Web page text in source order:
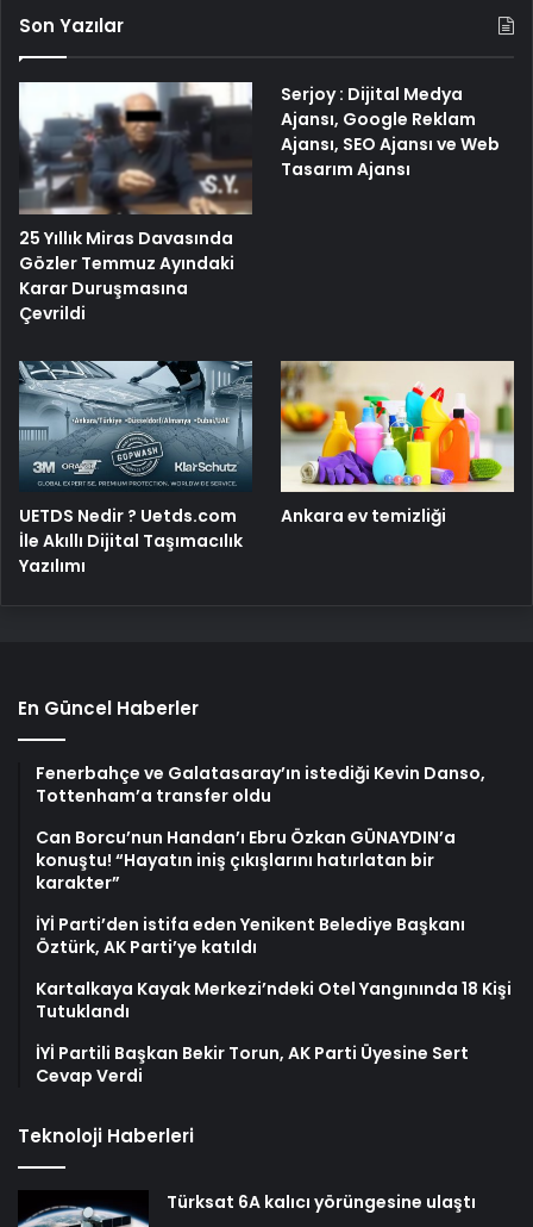
Son Yazılar
25 Yıllık Miras Davasında
Gözler Temmuz Ayındaki
Karar Duruşmasına
Çevrildi
Serjoy : Dijital Medya
Ajansı, Google Reklam
Ajansı, SEO Ajansı ve Web
Tasarım Ajansı
UETDS Nedir ? Uetds.com
İle Akıllı Dijital Taşımacılık
Yazılımı
Ankara ev temizliği
En Güncel Haberler
Fenerbahçe ve Galatasaray’ın istediği Kevin Danso,
Tottenham’a transfer oldu
Can Borcu’nun Handan’ı Ebru Özkan GÜNAYDIN’a
konuştu! “Hayatın iniş çıkışlarını hatırlatan bir
karakter”
İYİ Parti’den istifa eden Yenikent Belediye Başkanı
Öztürk, AK Parti’ye katıldı
Kartalkaya Kayak Merkezi’ndeki Otel Yangınında 18 Kişi
Tutuklandı
İYİ Partili Başkan Bekir Torun, AK Parti Üyesine Sert
Cevap Verdi
Teknoloji Haberleri
Türksat 6A kalıcı yörüngesine ulaştı